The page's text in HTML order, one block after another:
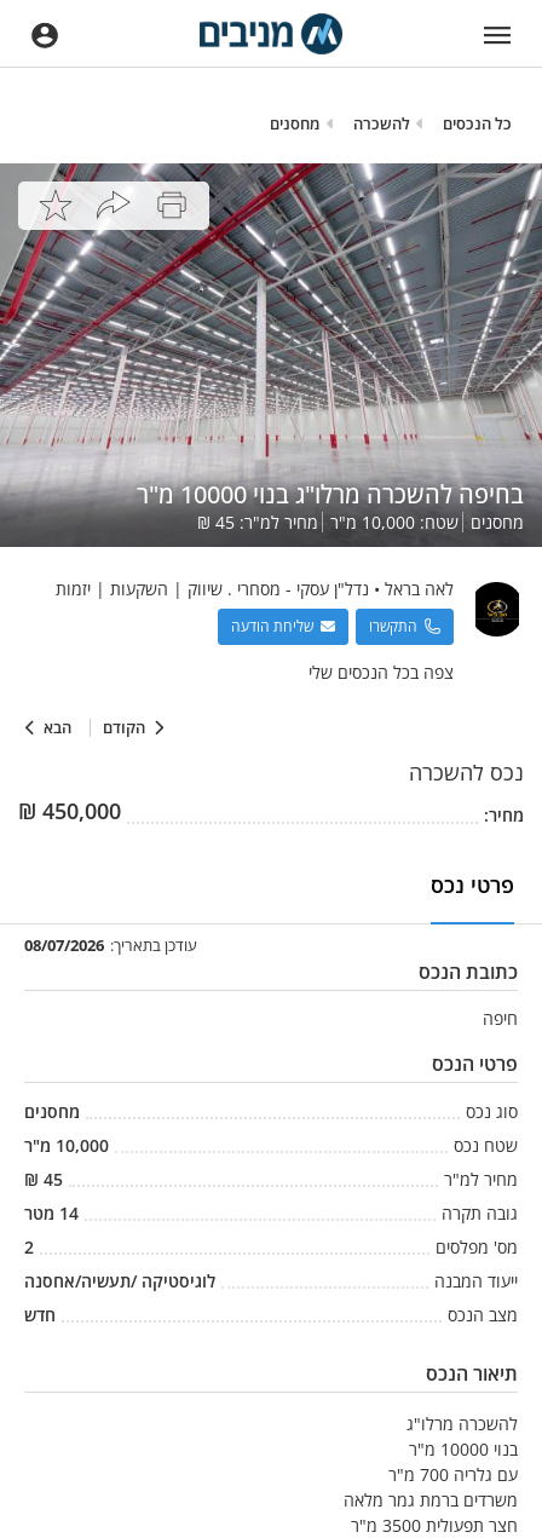
כל הנכסים להשכרה מחסנים
הקודם הבא
בחיפה להשכרה מרלו"ג בנוי 10000 מ"ר
מחסנים שטח: 10,000מ"ר מחיר למ"ר: 45
₪
לאה בראל • נדל"ן עסקי - מסחרי . שיווק | השקעות | יזמות
התקשרו שליחת הודעה
צפה בכל הנכסים שלי
נכס להשכרה
מחיר: 450,000
₪
פרטי נכס
עודכן בתאריך: 08/07/2026
כתובת הנכס
חיפה
פרטי הנכס
סוג נכס
מחסנים
שטח נכס
10,000 מ"ר
מחיר למ"ר
45
₪
גובה תקרה
14 מטר
מס' מפלסים
2
ייעוד המבנה
לוגיסטיקה /תעשיה/אחסנה
מצב הנכס
חדש
תיאור הנכס
להשכרה מרלו"ג
בנוי 10000 מ"ר
עם גלריה 700 מ"ר
משרדים ברמת גמר מלאה
חצר תפעולית 3500 מ"ר